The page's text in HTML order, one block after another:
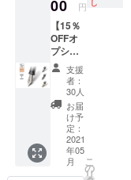
能性も
ござい
ます。
※ご注文
状況、
使用部
材の供
給状
況、製
造工程
上の都
合等に
より出
荷時期
は４種
類から
お選び
いただ
けま
す。 ※
皆様の
応援購
入によ
り量産
効率が
向上し
た場
合、正
の
17％OF
F） ※こ
ちらは
リター
ンのオ
プショ
ン商品
のた
め、本
体をご
購入の
方のみ
00 円 し
【15％
OFFオ
プショ
ンリ
ター
ン】大
人気！
Titaniu
m（チ
タン）
ニブ
Titaniu
支援
者：
30人
お届
け予
定：
2021
年05
月
こ
の
リ